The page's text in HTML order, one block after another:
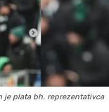
je plata bh. reprezentativca